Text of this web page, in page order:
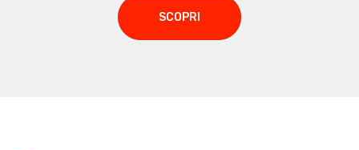
SCOPRI